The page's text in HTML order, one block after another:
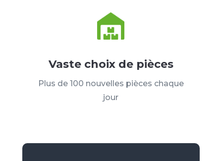
Vaste choix de pièces
Plus de 100 nouvelles pièces chaque
jour